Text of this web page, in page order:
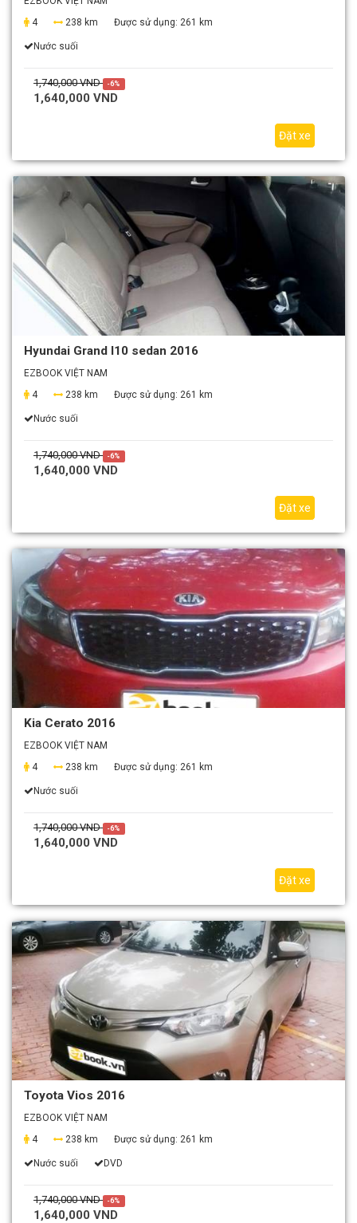
4
238 km Được sử dụng: 261 km
Nước suối
1,740,000 VND -6%
1,640,000 VND
Đặt xe
Hyundai Grand I10 sedan 2016
EZBOOK VIỆT NAM
4
238 km Được sử dụng: 261 km
Nước suối
1,740,000 VND -6%
1,640,000 VND
Đặt xe
Kia Cerato 2016
EZBOOK VIỆT NAM
4
238 km Được sử dụng: 261 km
Nước suối
1,740,000 VND -6%
1,640,000 VND
Đặt xe
Toyota Vios 2016
EZBOOK VIỆT NAM
4
238 km Được sử dụng: 261 km
Nước suối DVD
1,740,000 VND -6%
1,640,000 VND